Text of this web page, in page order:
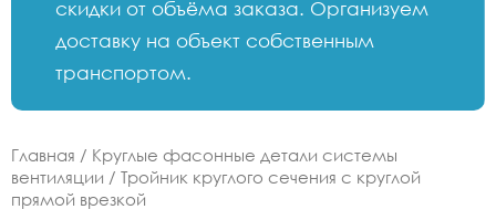
скидки от объёма заказа. Организуем
доставку на объект собственным
транспортом.
Главная / Круглые фасонные детали системы
вентиляции / Тройник круглого сечения с круглой
прямой врезкой